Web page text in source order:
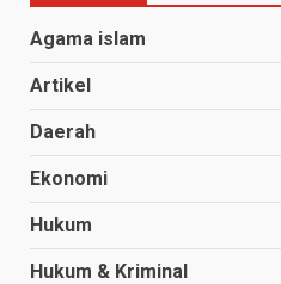
Agama islam
Artikel
Daerah
Ekonomi
Hukum
Hukum & Kriminal